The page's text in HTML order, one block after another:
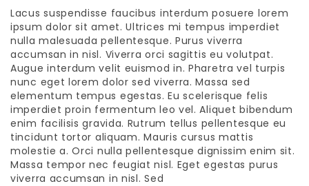
Lacus suspendisse faucibus interdum posuere lorem
ipsum dolor sit amet. Ultrices mi tempus imperdiet
nulla malesuada pellentesque. Purus viverra
accumsan in nisl. Viverra orci sagittis eu volutpat.
Augue interdum velit euismod in. Pharetra vel turpis
nunc eget lorem dolor sed viverra. Massa sed
elementum tempus egestas. Eu scelerisque felis
imperdiet proin fermentum leo vel. Aliquet bibendum
enim facilisis gravida. Rutrum tellus pellentesque eu
tincidunt tortor aliquam. Mauris cursus mattis
molestie a. Orci nulla pellentesque dignissim enim sit.
Massa tempor nec feugiat nisl. Eget egestas purus
viverra accumsan in nisl. Sed